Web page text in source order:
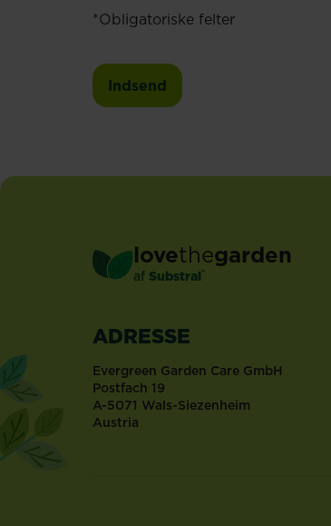
*Obligatoriske felter
lovethegarden
af Substral®
ADRESSE
Evergreen Garden Care GmbH
Postfach 19
A-5071 Wals-Siezenheim
Austria